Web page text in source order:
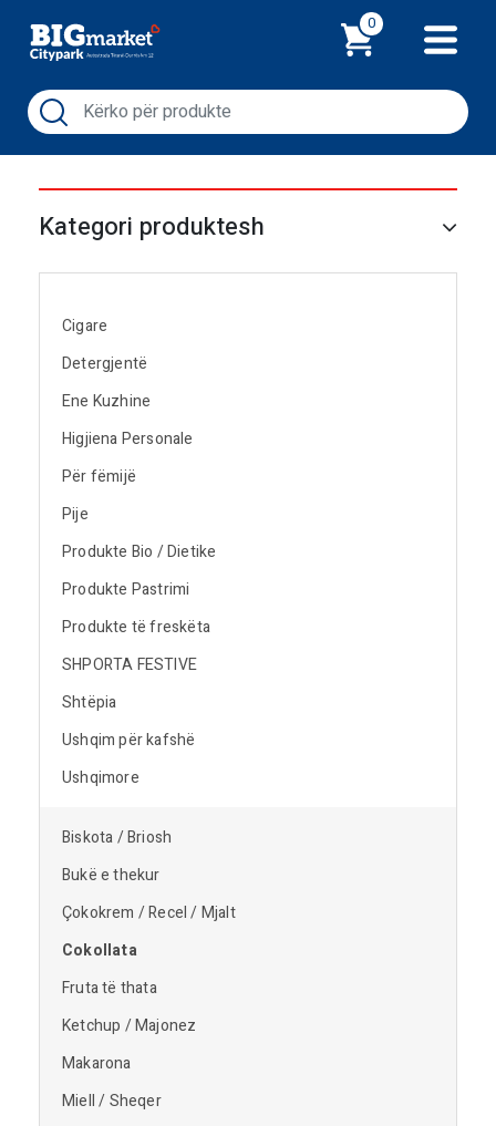
0
Kategori produktesh
Cigare
Detergjentë
Ene Kuzhine
Higjiena Personale
Për fëmijë
Pije
Produkte Bio / Dietike
Produkte Pastrimi
Produkte të freskëta
SHPORTA FESTIVE
Shtëpia
Ushqim për kafshë
Ushqimore
Biskota / Briosh
Bukë e thekur
Çokokrem / Recel / Mjalt
Cokollata
Fruta të thata
Ketchup / Majonez
Makarona
Miell / Sheqer